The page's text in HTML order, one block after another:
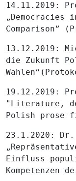
14.11.2019:
„Democracies
Comparison”
13.12.2019:
die Zukunft
19.12.2019:
"Literature,
Polish prose
23.1.2020: Dr.
Einfluss
Kompetenzen